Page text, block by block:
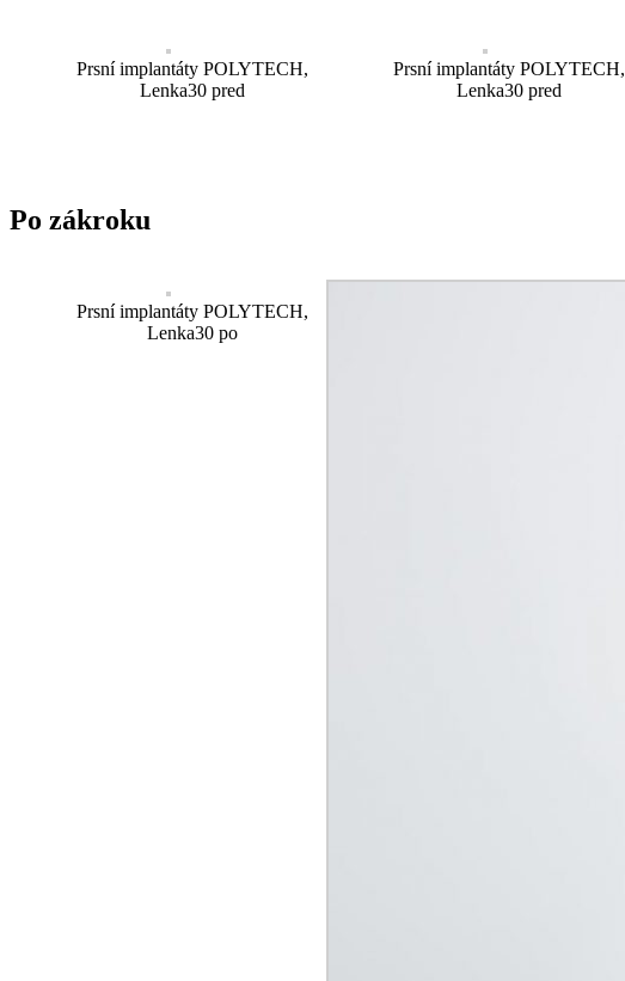
Prsní implantáty POLYTECH,
Lenka30 pred
Prsní implantáty POLYTECH,
Lenka30 pred
Po zákroku
Prsní implantáty POLYTECH,
Lenka30 po